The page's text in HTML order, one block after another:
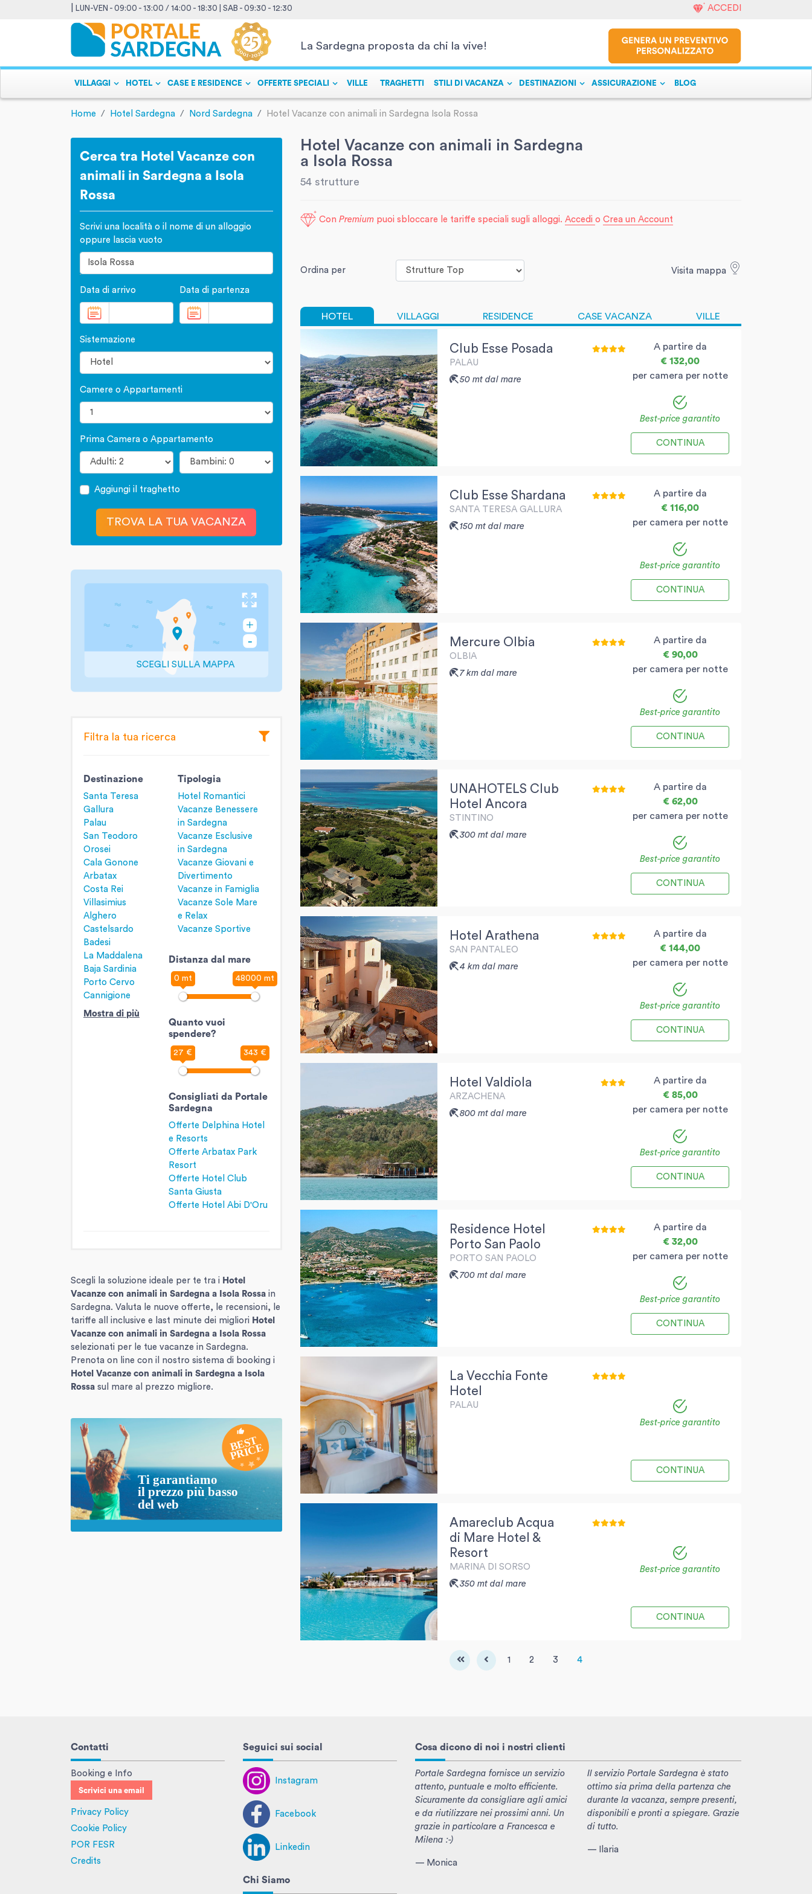
LUN-VEN - 09:00 - 13:00 / 14:00 - 18:30 | SAB - 09:30 - 12:30 ACCEDI
La Sardegna proposta da chi la vive!
VILLAGGI HOTEL CASE E RESIDENCE OFFERTE SPECIALI VILLE TRAGHETTI STILI DI VACANZA DESTINAZIONI ASSICURAZIONE BLOG
Home Hotel Sardegna Nord Sardegna Hotel Vacanze con animali in Sardegna Isola Rossa
Cerca tra Hotel Vacanze con
animali in Sardegna a Isola
Rossa
Scrivi una località o il nome di un alloggio
oppure lascia vuoto
Data di arrivo Data di partenza
Sistemazione
Camere o Appartamenti
Prima Camera o Appartamento
Aggiungi il traghetto
TROVA LA TUA VACANZA
SCEGLI SULLA MAPPA
Filtra la tua ricerca
Destinazione
Santa Teresa
Gallura
Palau
San Teodoro
Orosei
Cala Gonone
Arbatax
Costa Rei
Villasimius
Alghero
Castelsardo
Badesi
La Maddalena
Baja Sardinia
Porto Cervo
Cannigione
Mostra di più
Tipologia
Hotel Romantici
Vacanze Benessere
in Sardegna
Vacanze Esclusive
in Sardegna
Vacanze Giovani e
Divertimento
Vacanze in Famiglia
Vacanze Sole Mare
e Relax
Vacanze Sportive
Distanza dal mare
0 mt 48000 mt
Quanto vuoi
spendere?
27 € 343 €
Consigliati da Portale
Sardegna
Offerte Delphina Hotel
e Resorts
Offerte Arbatax Park
Resort
Offerte Hotel Club
Santa Giusta
Offerte Hotel Abi D'Oru
Scegli la soluzione ideale per te tra i Hotel
Vacanze con animali in Sardegna a Isola Rossa in
Sardegna. Valuta le nuove offerte, le recensioni, le
tariffe all inclusive e last minute dei migliori Hotel
Vacanze con animali in Sardegna a Isola Rossa
selezionati per le tue vacanze in Sardegna.
Prenota on line con il nostro sistema di booking i
Hotel Vacanze con animali in Sardegna a Isola
Rossa sul mare al prezzo migliore.
Hotel Vacanze con animali in Sardegna
a Isola Rossa
54 strutture
Con Premium puoi sbloccare le tariffe speciali sugli alloggi. Accedi o Crea un Account
Ordina per Visita mappa
HOTEL VILLAGGI RESIDENCE CASE VACANZA VILLE
Club Esse Posada
PALAU
50 mt dal mare
A partire da
€ 132,00
per camera per notte
Best-price garantito
CONTINUA
Club Esse Shardana
SANTA TERESA GALLURA
150 mt dal mare
A partire da
€ 116,00
per camera per notte
Best-price garantito
CONTINUA
Mercure Olbia
OLBIA
7 km dal mare
A partire da
€ 90,00
per camera per notte
Best-price garantito
CONTINUA
UNAHOTELS Club
Hotel Ancora
STINTINO
300 mt dal mare
A partire da
€ 62,00
per camera per notte
Best-price garantito
CONTINUA
Hotel Arathena
SAN PANTALEO
4 km dal mare
A partire da
€ 144,00
per camera per notte
Best-price garantito
CONTINUA
Hotel Valdiola
ARZACHENA
800 mt dal mare
A partire da
€ 85,00
per camera per notte
Best-price garantito
CONTINUA
Residence Hotel
Porto San Paolo
PORTO SAN PAOLO
700 mt dal mare
A partire da
€ 32,00
per camera per notte
Best-price garantito
CONTINUA
La Vecchia Fonte
Hotel
PALAU
Best-price garantito
CONTINUA
Amareclub Acqua
di Mare Hotel &
Resort
MARINA DI SORSO
350 mt dal mare
Best-price garantito
CONTINUA
1 2 3 4
Contatti
Booking e Info
Scrivici una email
Privacy Policy
Cookie Policy
POR FESR
Credits
Seguici sui social
Instagram
Facebook
Linkedin
Chi Siamo
Cosa dicono di noi i nostri clienti
Portale Sardegna fornisce un servizio
attento, puntuale e molto efficiente.
Sicuramente da consigliare agli amici
e da riutilizzare nei prossimi anni. Un
grazie in particolare a Francesca e
Milena :-)
— Monica
Il servizio Portale Sardegna è stato
ottimo sia prima della partenza che
durante la vacanza, sempre presenti,
disponibili e pronti a spiegare. Grazie
di tutto.
— Ilaria